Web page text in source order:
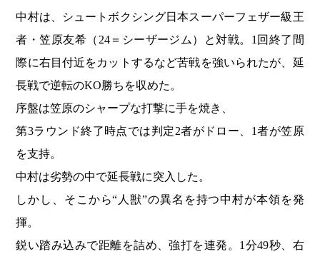
中村は、シュートボクシング日本スーパーフェザー級王
者・笠原友希（24＝シーザージム）と対戦。1回終了間
際に右目付近をカットするなど苦戦を強いられたが、延
長戦で逆転のKO勝ちを収めた。
序盤は笠原のシャープな打撃に手を焼き、
第3ラウンド終了時点では判定2者がドロー、1者が笠原
を支持。
中村は劣勢の中で延長戦に突入した。
しかし、そこから“人獣”の異名を持つ中村が本領を発
揮。
鋭い踏み込みで距離を詰め、強打を連発。1分49秒、右